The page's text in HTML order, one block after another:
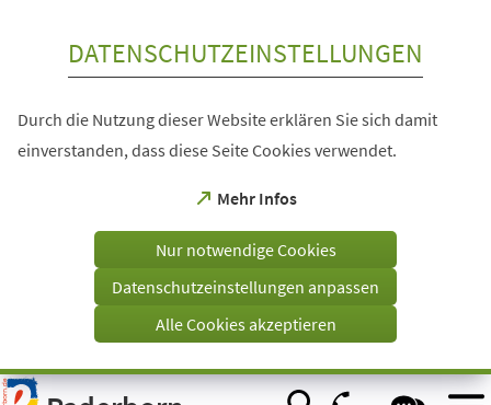
Visuelle
Assistenzsoftware
DATENSCHUTZEINSTELLUNGEN
Durch die Nutzung dieser Website erklären Sie sich damit
einverstanden, dass diese Seite Cookies verwendet.
Mehr Infos
(Öffnet
einem
Tab)
Nur notwendige Cookies
Datenschutzeinstellungen anpassen
Alle Cookies akzeptieren